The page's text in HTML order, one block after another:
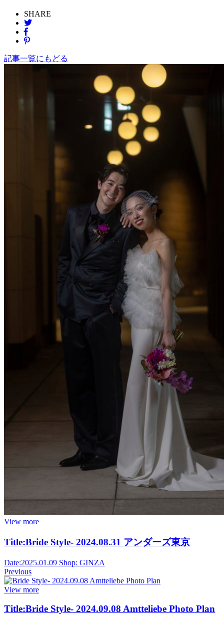
SHARE
記事一覧にもどる
View more
Title:Bride Style- 2024.08.31 アンダーズ東京
Date:2025.01.09 Shop: GINZA
Previous
View more
Title:Bride Style- 2024.09.08 Amtteliebe Photo Plan